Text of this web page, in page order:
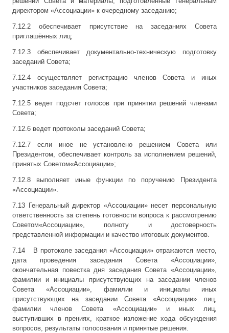
директором «Ассоциации» к очередному заседанию;
7.12.2 обеспечивает присутствие на заседаниях Совета
приглашённых лиц;
7.12.3 обеспечивает документально-техническую подготовку
заседаний Совета;
7.12.4 осуществляет регистрацию членов Совета и иных
участников заседания Совета;
7.12.5 ведет подсчет голосов при принятии решений членами
Совета;
7.12.6 ведет протоколы заседаний Совета;
7.12.7 если иное не установлено решением Совета или
Президентом, обеспечивает контроль за исполнением решений,
принятых Советом«Ассоциации»;
7.12.8 выполняет иные функции по поручению Президента
«Ассоциации».
7.13 Генеральный директор «Ассоциации» несет персональную
ответственность за степень готовности вопроса к рассмотрению
Советом«Ассоциации», полноту и достоверность
представленной информации и качество итоговых документов.
7.14 В протоколе заседания «Ассоциации» отражаются место,
дата проведения заседания Совета «Ассоциации»,
окончательная повестка дня заседания Совета «Ассоциации»,
фамилии и инициалы присутствующих на заседании членов
Совета «Ассоциации», фамилии и инициалы иных
присутствующих на заседании Совета «Ассоциации» лиц,
фамилии членов Совета «Ассоциации» и иных лиц,
выступивших в прениях, краткое изложение хода обсуждения
вопросов, результаты голосования и принятые решения.